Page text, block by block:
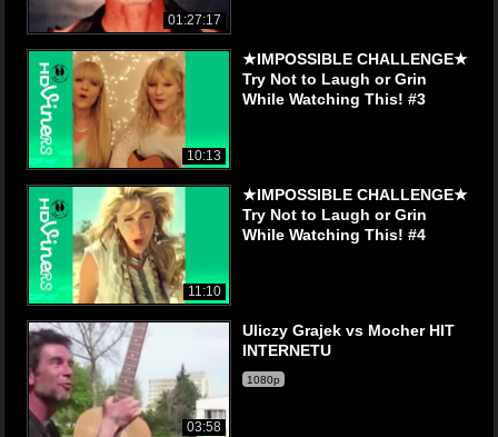
01:27:17
10:13
★IMPOSSIBLE CHALLENGE★
Try Not to Laugh or Grin
While Watching This! #3
11:10
★IMPOSSIBLE CHALLENGE★
Try Not to Laugh or Grin
While Watching This! #4
03:58
Uliczy Grajek vs Mocher HIT
INTERNETU
1080p